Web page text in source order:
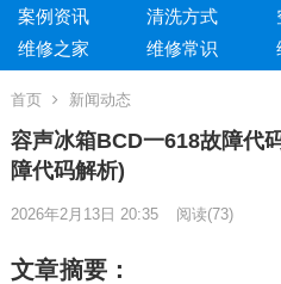
案例资讯
清洗方式
维修之家
维修常识
首页 新闻动态
容声冰箱BCD一618故障代
障代码解析)
2026年2月13日 20:35 阅读(73)
文章摘要：